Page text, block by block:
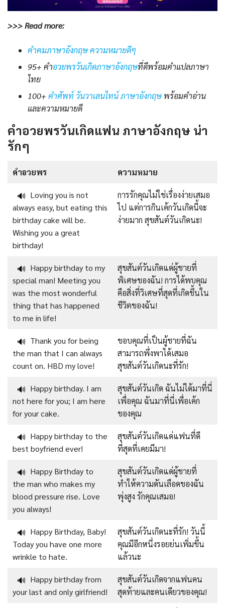
>>> Read more:
คําคมภาษาอังกฤษ ความหมายดีๆ
95+ คำอวยพรวันเกิดภาษาอังกฤษที่ดีพร้อมคำแปลภาษา
ไทย
100+ คําศัพท์ วันวาเลนไทน์ ภาษาอังกฤษพร้อมคําอ่าน
และความหมายดี
คําอวยพรวันเกิดแฟน ภาษาอังกฤษ น่า
รักๆ
คําอวยพร ความหมาย
🔊 Loving you is not
always easy, but eating this
birthday cake will be.
Wishing you a great
birthday!
การรักคุณไม่ใช่เรื่องง่ายเสมอ
ไป แต่การกินเค้กวันเกิดนี้จะ
ง่ายมาก สุขสันต์วันเกิดนะ!
🔊 Happy birthday to my
special man! Meeting you
was the most wonderful
thing that has happened
to me in life!
สุขสันต์วันเกิดแด่ผู้ชายที่
พิเศษของฉัน! การได้พบคุณ
คือสิ่งที่วิเศษที่สุดที่เกิดขึ้นใน
ชีวิตของฉัน!
🔊 Thank you for being
the man that I can always
count on. HBD my love!
ขอบคุณที่เป็นผู้ชายที่ฉัน
สามารถพึ่งพาได้เสมอ
สุขสันต์วันเกิดนะที่รัก!
🔊 Happy birthday. I am
not here for you; I am here
for your cake.
สุขสันต์วันเกิด ฉันไม่ได้มาที่นี่
เพื่อคุณ ฉันมาที่นี่เพื่อเค้ก
ของคุณ
🔊 Happy birthday to the
best boyfriend ever!
สุขสันต์วันเกิดแด่แฟนที่ดี
ที่สุดที่เคยมีมา!
🔊 Happy Birthday to
the man who makes my
blood pressure rise. Love
you always!
สุขสันต์วันเกิดแด่ผู้ชายที่
ทำให้ความดันเลือดของฉัน
พุ่งสูง รักคุณเสมอ!
🔊 Happy Birthday, Baby!
Today you have one more
wrinkle to hate.
สุขสันต์วันเกิดนะที่รัก! วันนี้
คุณมีอีกหนึ่งรอยย่นเพิ่มขึ้น
แล้วนะ
🔊 Happy birthday from
your last and only girlfriend!
สุขสันต์วันเกิดจากแฟนคน
สุดท้ายและคนเดียวของคุณ!